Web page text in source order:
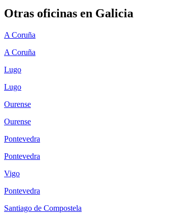
Otras oficinas en Galicia
A Coruña
A Coruña
Lugo
Lugo
Ourense
Ourense
Pontevedra
Pontevedra
Vigo
Pontevedra
Santiago de Compostela